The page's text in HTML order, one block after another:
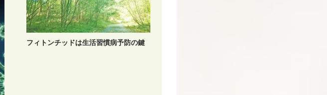
フィトンチッドは生活習慣病予防の鍵